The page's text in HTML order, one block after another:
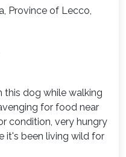
Province of Lecco,
this dog while walking
for food near
condition, very hungry
it's been living wild for